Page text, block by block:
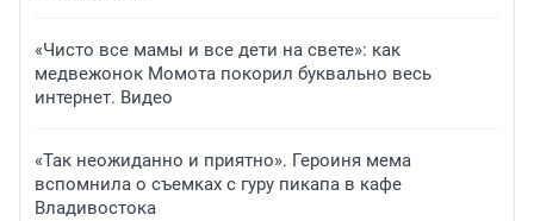
«Чисто все мамы и все дети на свете»: как
медвежонок Момота покорил буквально весь
интернет. Видео
«Так неожиданно и приятно». Героиня мема
вспомнила о съемках с гуру пикапа в кафе
Владивостока